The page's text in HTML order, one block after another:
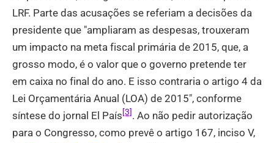
LRF. Parte das acusações se referiam a decisões da
presidente que "ampliaram as despesas, trouxeram
um impacto na meta fiscal primária de 2015, que, a
grosso modo, é o valor que o governo pretende ter
em caixa no final do ano. E isso contraria o artigo 4 da
Lei Orçamentária Anual (LOA) de 2015", conforme
síntese do jornal El País [3] . Ao não pedir autorização
para o Congresso, como prevê o artigo 167, inciso V,